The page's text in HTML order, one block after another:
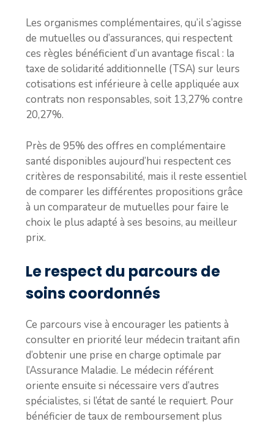
Les organismes complémentaires, qu’il s’agisse
de mutuelles ou d’assurances, qui respectent
ces règles bénéficient d’un avantage fiscal : la
taxe de solidarité additionnelle (TSA) sur leurs
cotisations est inférieure à celle appliquée aux
contrats non responsables, soit 13,27% contre
20,27%.
Près de 95% des offres en complémentaire
santé disponibles aujourd’hui respectent ces
critères de responsabilité, mais il reste essentiel
de comparer les différentes propositions grâce
à un comparateur de mutuelles pour faire le
choix le plus adapté à ses besoins, au meilleur
prix.
Le respect du parcours de
soins coordonnés
Ce parcours vise à encourager les patients à
consulter en priorité leur médecin traitant afin
d’obtenir une prise en charge optimale par
l’Assurance Maladie. Le médecin référent
oriente ensuite si nécessaire vers d’autres
spécialistes, si l’état de santé le requiert. Pour
bénéficier de taux de remboursement plus